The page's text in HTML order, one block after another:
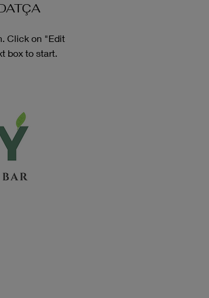
Click on "Edit
box to start.